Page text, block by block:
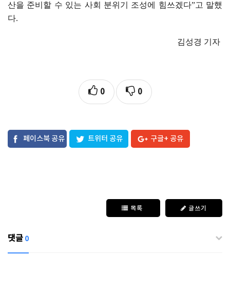
산을 준비할 수 있는 사회 분위기 조성에 힘쓰겠다”고 말했
다.
김성경 기자
0 0
페이스북 공유 트위터 공유 구글+ 공유
목록 글쓰기
댓글 0